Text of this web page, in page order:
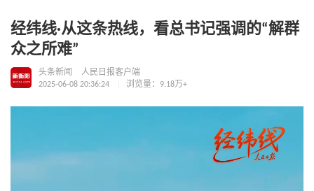
经纬线·从这条热线，看总书记强调的“解群
众之所难”
头条新闻
人民日报客户端
2025-06-08 20:36:24
浏览量：9.18万+